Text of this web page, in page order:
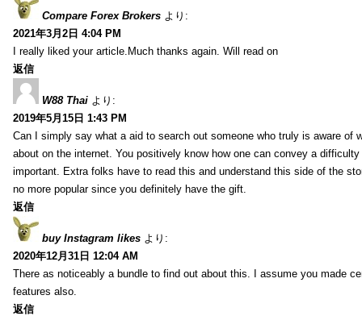
Compare Forex Brokers より:
2021年3月2日 4:04 PM
I really liked your article.Much thanks again. Will read on
返信
W88 Thai より:
2019年5月15日 1:43 PM
Can I simply say what a aid to search out someone who truly is aware of
about on the internet. You positively know how one can convey a
important. Extra folks have to read this and understand this side of the
no more popular since you definitely have the gift.
返信
buy Instagram likes より:
2020年12月31日 12:04 AM
There as noticeably a bundle to find out about this. I assume you made
features also.
返信